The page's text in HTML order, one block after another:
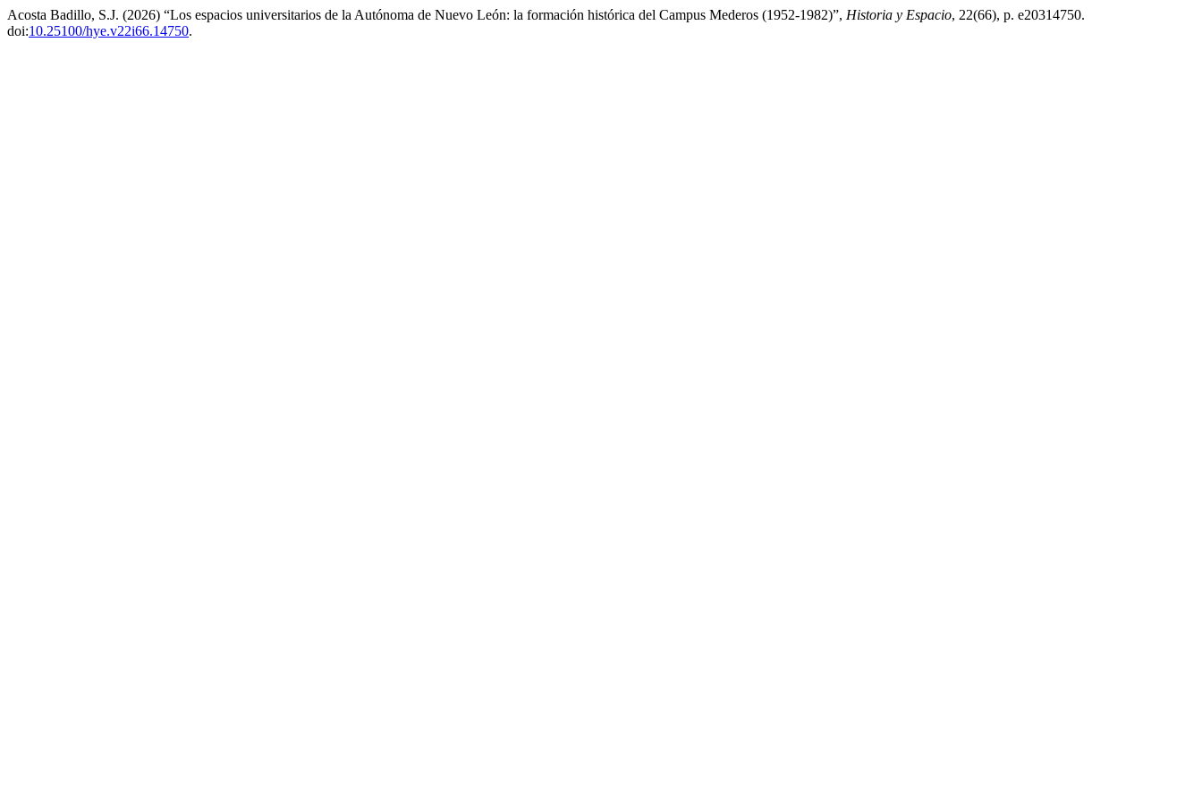
Acosta Badillo, S.J. (2026) “Los espacios universitarios de la Autónoma de Nuevo León: la formación histórica del Campus Mederos (1952-1982)”, Historia y Espacio, 22(66), p. e20314750.
doi:10.25100/hye.v22i66.14750.